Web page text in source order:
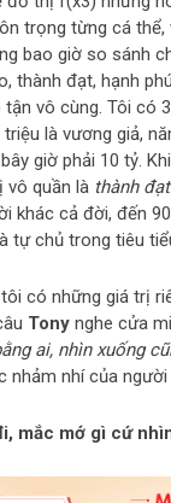
trọng từng cá thể,
bao giờ so sánh
thành đạt, hạnh
tận vô cùng. Tôi có
là vương giả,
giờ phải 10 tỷ.
vô quần là thành đạt
khác cả đời, đến
tự chủ trong tiêu
có những giá trị
Tonynghe cửa
ai, nhìn xuống
nhảm nhí của người
mắc mớ gì cứ